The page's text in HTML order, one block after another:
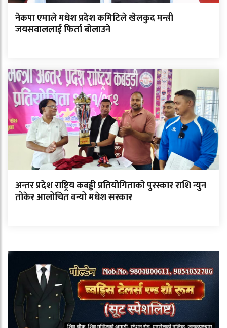
नेकपा एमाले मधेश प्रदेश कमिटिले खेलकुद मन्त्री
जयसवाललाई फिर्ता बोलाउने
अन्तर प्रदेश राष्ट्रिय कबड्डी प्रतियोगिताको पुरस्कार राशि न्युन
तोकेर आलोचित बन्यो मधेश सरकार